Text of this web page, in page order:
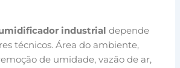
industrial depende
técnicos. Área do ambiente,
de umidade, vazão de ar,